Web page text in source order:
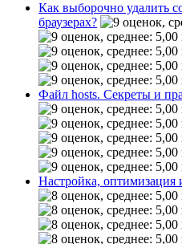
Как выборочно удалить
браузерах?
Файл hosts. Секреты и
Настройка, оптимизация